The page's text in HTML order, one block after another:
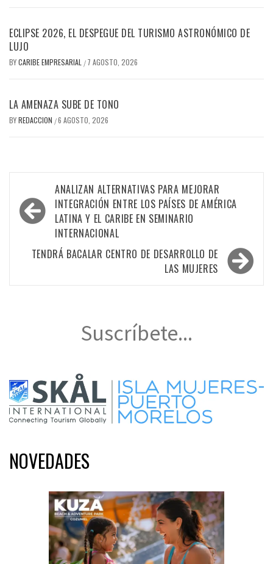
ECLIPSE 2026, EL DESPEGUE DEL TURISMO ASTRONÓMICO DE
LUJO
BYCARIBE EMPRESARIAL / 7 AGOSTO, 2026
LA AMENAZA SUBE DE TONO
BYREDACCION /6 AGOSTO, 2026
Navegación
de
entradas
ANALIZAN ALTERNATIVAS PARA MEJORAR
INTEGRACIÓN ENTRE LOS PAÍSES DE AMÉRICA
LATINA Y EL CARIBE EN SEMINARIO
INTERNACIONAL
TENDRÁ BACALAR CENTRO DE DESARROLLO DE
LAS MUJERES
Suscríbete...
NOVEDADES